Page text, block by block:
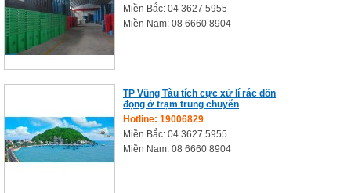
Miền Bắc: 04 3627 5955
Miền Nam: 08 6660 8904
TP Vũng Tàu tích cực xử lí rác dồn
đọng ở trạm trung chuyển
Hotline: 19006829
Miền Bắc: 04 3627 5955
Miền Nam: 08 6660 8904